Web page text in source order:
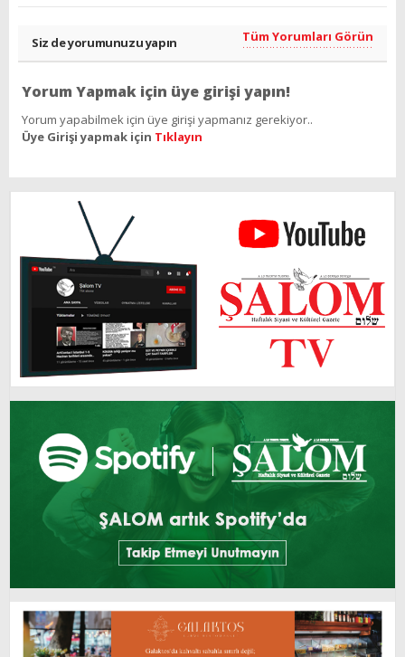
Siz de yorumunuzu yapın Tüm Yorumları Görün
Yorum Yapmak için üye girişi yapın!
Yorum yapabilmek için üye girişi yapmanız gerekiyor..
Üye Girişi yapmak için Tıklayın